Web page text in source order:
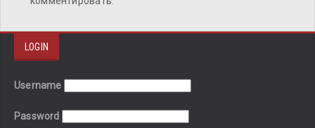
LOGIN
Username
Password